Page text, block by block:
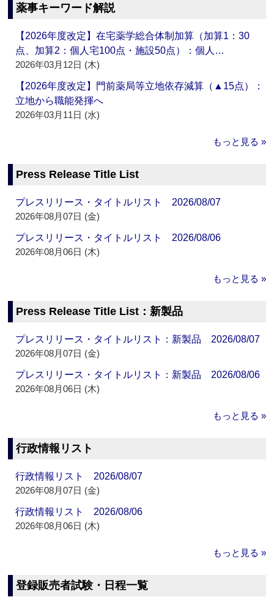
薬事キーワード解説
【2026年度改定】在宅薬学総合体制加算（加算1：30
点、加算2：個人宅100点・施設50点）：個人…
2026年03月12日 (木)
【2026年度改定】門前薬局等立地依存減算（▲15点）：
立地から職能発揮へ
2026年03月11日 (水)
もっと見る »
Press Release Title List
プレスリリース・タイトルリスト 2026/08/07
2026年08月07日 (金)
プレスリリース・タイトルリスト 2026/08/06
2026年08月06日 (木)
もっと見る »
Press Release Title List：新製品
プレスリリース・タイトルリスト：新製品 2026/08/07
2026年08月07日 (金)
プレスリリース・タイトルリスト：新製品 2026/08/06
2026年08月06日 (木)
もっと見る »
行政情報リスト
行政情報リスト 2026/08/07
2026年08月07日 (金)
行政情報リスト 2026/08/06
2026年08月06日 (木)
もっと見る »
登録販売者試験・日程一覧